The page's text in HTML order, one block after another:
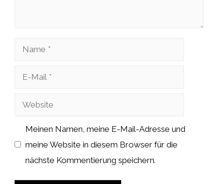
Name
Website
Meinen Namen, meine E-Mail-Adresse und
meine Website in diesem Browser für die
nächste Kommentierung speichern.